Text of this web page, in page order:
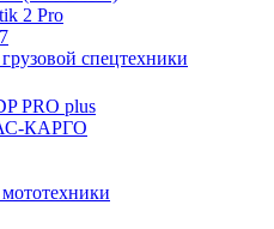
2 Pro
спецтехники
PRO plus
КАРГО